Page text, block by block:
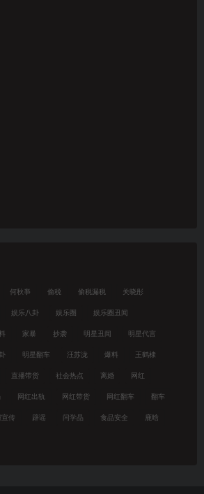
何秋亊 偷税 偷税漏税 关晓彤
娱乐八卦 娱乐圈 娱乐圈丑闻
家暴 抄袭 明星丑闻 明星代言
明星翻车 汪苏泷 爆料 王鹤棣
直播带货 社会热点 离婚 网红
网红出轨 网红带货 网红翻车 翻车
宣传 辟谣 闫学晶 食品安全 鹿晗